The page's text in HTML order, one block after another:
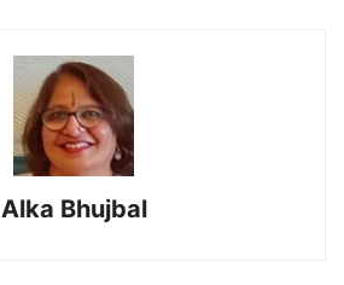
Alka Bhujbal